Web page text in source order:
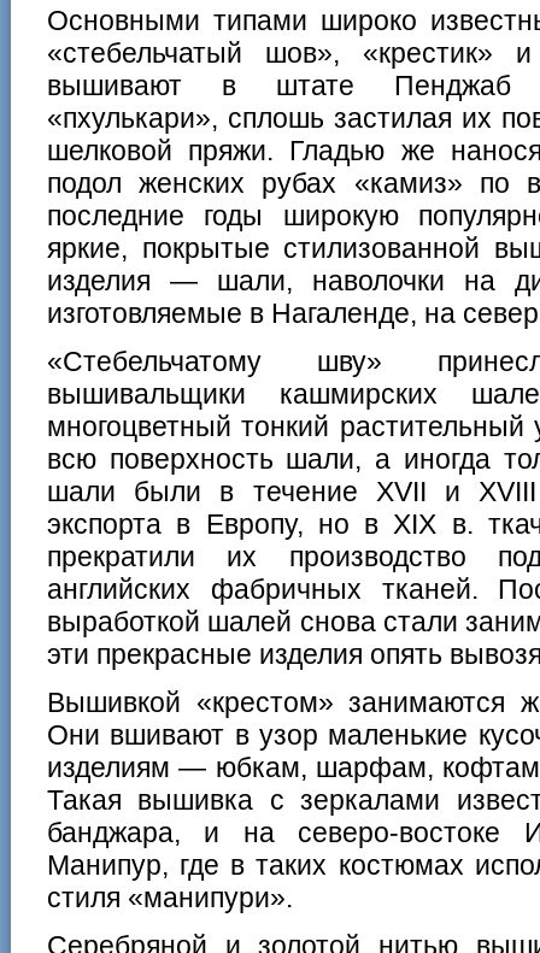
Основными типами широко
«стебельчатый шов», «крестик»
вышивают в штате Пенджаб
«пхулькари», сплошь застилая их
шелковой пряжи. Гладью же
подол женских рубах «камиз» по
последние годы широкую
яркие, покрытые стилизованной
изделия — шали, наволочки на
изготовляемые в Нагаленде, на
«Стебельчатому шву»
вышивaльщики кашмирских
многоцветный тонкий
всю поверхность шали, а иногда
шали были в течение XVII и XVIII
экспорта в Европу, но в XIX в.
прекратили их производство
английских фабричных тканей.
выработкой шалей снова стали
эти прекрасные изделия опять
Вышивкой «крестом» занимаются
Они вшивают в узор маленькие
изделиям — юбкам, шарфам,
Такая вышивка с зеркалами
банджара, и на северо-востоке
Манипур, где в таких костюмах
стиля «манипури».
Серебряной и золотой нитью